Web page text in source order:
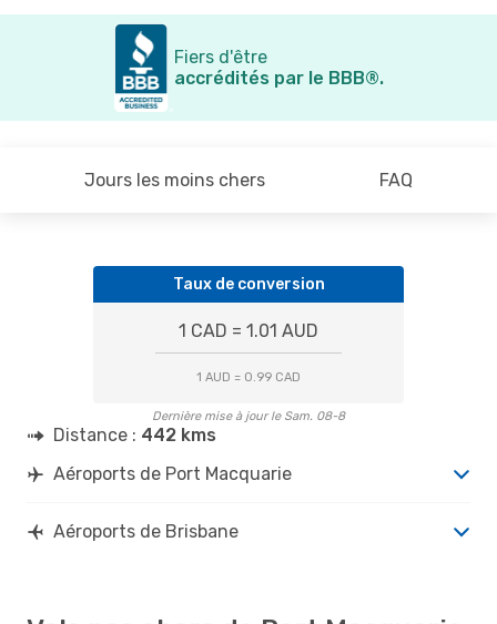
Fiers d'être
accrédités par le BBB®.
Jours les moins chers FAQ
Taux de conversion
1 CAD = 1.01 AUD
1 AUD = 0.99 CAD
Dernière mise à jour le Sam. 08-8
Distance : 442 kms
Aéroports de Port Macquarie
Aéroports de Brisbane